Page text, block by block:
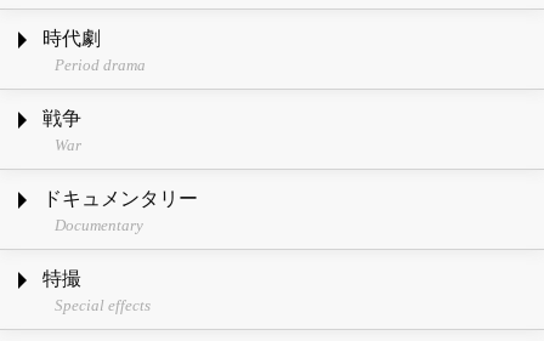
時代劇
Period drama
戦争
War
ドキュメンタリー
Documentary
特撮
Special effects